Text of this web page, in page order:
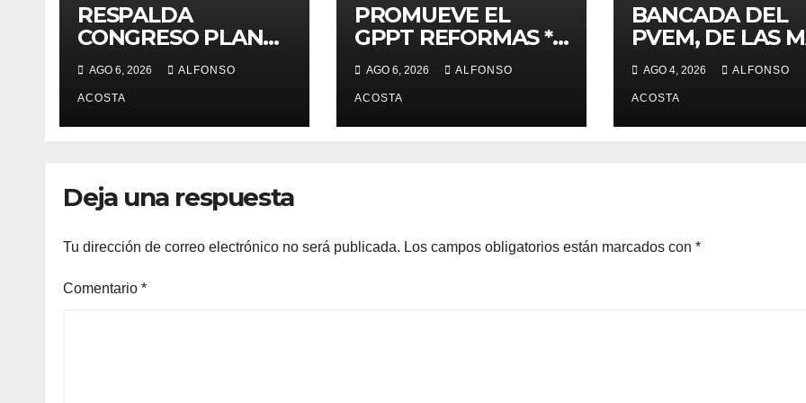
RESPALDA
CONGRESO PLAN
ZONA ORIENTE *
Reciben
reconocimiento de
la gobernadora
AGO 6, 2026 ALFONSO
ACOSTA
PROMUEVE EL
GPPT REFORMAS *
Salud, electoral y
justicia, de las
principales
AGO 6, 2026 ALFONSO
ACOSTA
BANCADA DEL
PVEM, DE LAS
ACTIVAS
AGO 4, 2026 ALFONSO
ACOSTA
Deja una respuesta
Tu dirección de correo electrónico no será publicada. Los campos obligatorios están marcados con *
Comentario *